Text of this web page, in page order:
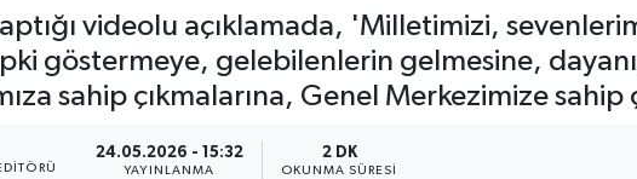
videolu açıklamada, 'Milletimizi,
göstermeye, gelebilenlerin gelmesine,
sahip çıkmalarına, Genel Merkezimize
24.05.2026 - 15:32
YAYINLANMA
2 DK
OKUNMA SÜRESI